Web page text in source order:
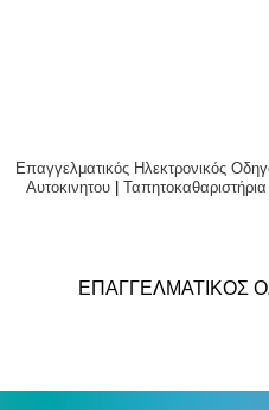
ΕΠΑΓΓΕΛΜΑΤΙΚΟΣ
Επαγγελματικός Ηλεκτρονικός
Αυτοκινητου |